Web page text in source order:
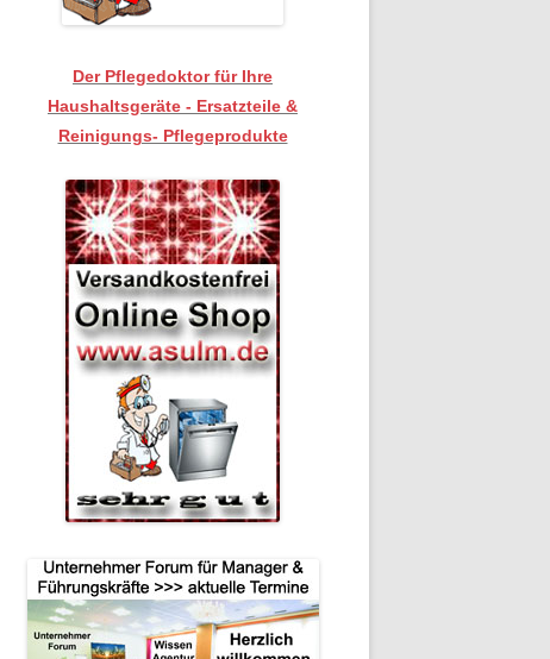
Der Pflegedoktor für Ihre
Haushaltsgeräte - Ersatzteile &
Reinigungs- Pflegeprodukte